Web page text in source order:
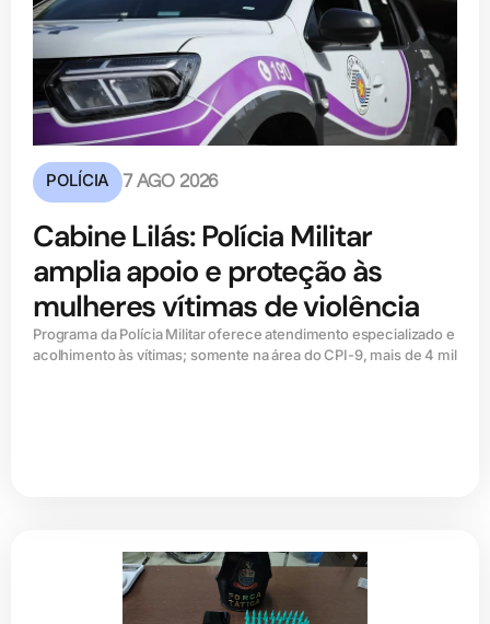
POLÍCIA 7 AGO 2026
Cabine Lilás: Polícia Militar
amplia apoio e proteção às
mulheres vítimas de violência
Programa da Polícia Militar oferece atendimento especializado e
acolhimento às vítimas; somente na área do CPI-9, mais de 4 mil